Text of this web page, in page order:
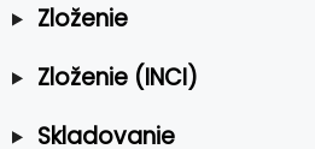
Zloženie
Zloženie (INCI)
Skladovanie